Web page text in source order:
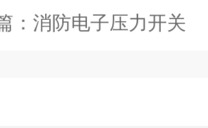
： 消防电子压力开关